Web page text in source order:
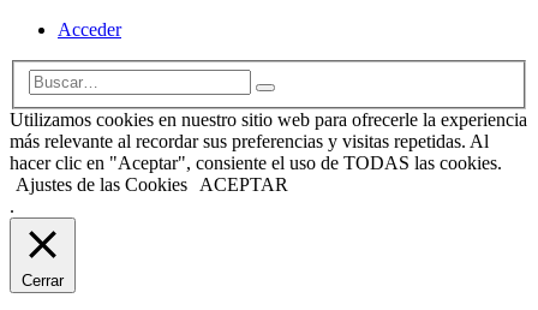
Acceder
Utilizamos cookies en nuestro sitio web para ofrecerle la experiencia
más relevante al recordar sus preferencias y visitas repetidas. Al
hacer clic en "Aceptar", consiente el uso de TODAS las cookies.
Ajustes de las Cookies
ACEPTAR
.
Cerrar